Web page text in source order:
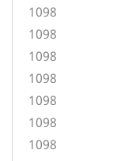
1098
1098
1098
1098
1098
1098
1098